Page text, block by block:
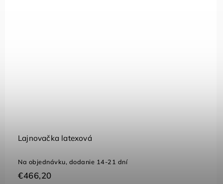
Elektronická striedacia tabuľa na futbal
Skladom (1 ks)
€720